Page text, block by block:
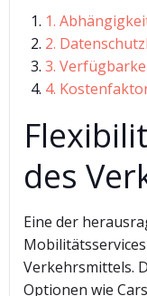
1.
2.
3.
4.
des
Eine der
Verkehrsmittels.
Optionen wie